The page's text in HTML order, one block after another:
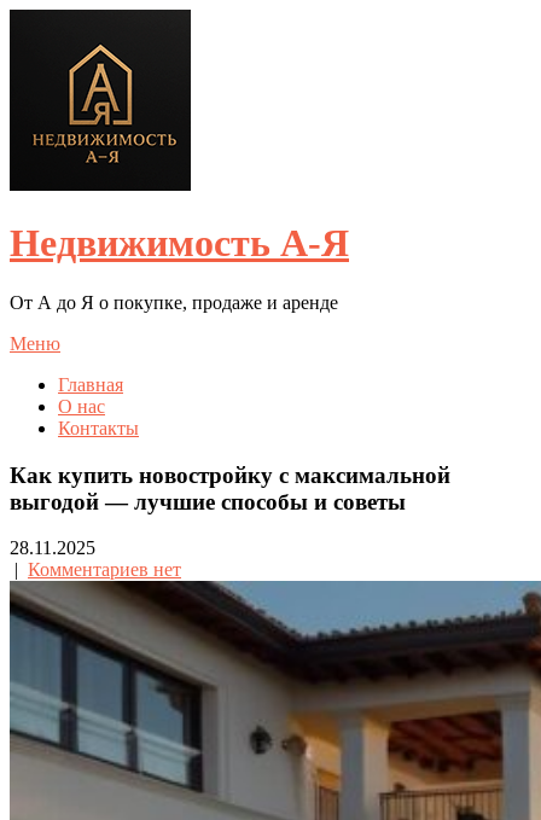
Недвижимость А-Я
От А до Я о покупке, продаже и аренде
Меню
Главная
О нас
Контакты
Как купить новостройку с максимальной
выгодой — лучшие способы и советы
28.11.2025
| Комментариев нет